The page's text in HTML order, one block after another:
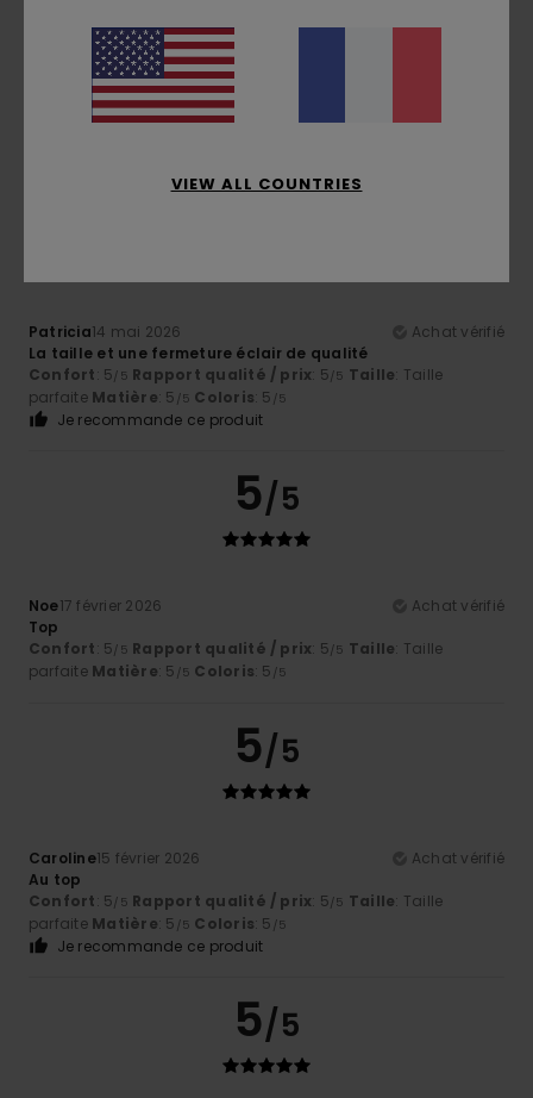
Patricia14 mai 2026
Achat vérifié
La taille et une fermeture éclair de qualité
Confort: 5/5 Rapport qualité / prix: 5/5 Taille: Taille
parfaite Matière: 5 /5 Coloris: 5 /5
Je recommande ce produit
5/5
Noe17 février 2026
Achat vérifié
Top
Confort: 5/5 Rapport qualité / prix: 5/5 Taille: Taille
parfaite Matière: 5 /5 Coloris: 5 /5
5/5
Caroline15 février 2026
Achat vérifié
Au top
Confort: 5/5 Rapport qualité / prix: 5/5 Taille: Taille
parfaite Matière: 5 /5 Coloris: 5 /5
Je recommande ce produit
5/5
VIEW ALL COUNTRIES